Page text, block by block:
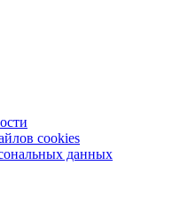
бумагу с мягким
— матовая, глянцевая
и завершённый вид.
бесплатно в пунктах выдачи
СДЭК (в ПВЗ или курьером),
доставкой в день
упаковку, чтобы
cookies
данных